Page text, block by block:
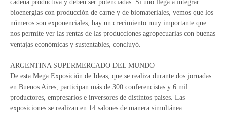
cadena productiva y deben ser potenciadas. Si uno llega a integrar
bioenergías con producción de carne y de biomateriales, vemos que los
números son exponenciales, hay un crecimiento muy importante que
nos permite ver las rentas de las producciones agropecuarias con buenas
ventajas económicas y sustentables, concluyó.
ARGENTINA SUPERMERCADO DEL MUNDO
De esta Mega Exposición de Ideas, que se realiza durante dos jornadas
en Buenos Aires, participan más de 300 conferencistas y 6 mil
productores, empresarios e inversores de distintos países. Las
exposiciones se realizan en 14 salones de manera simultánea